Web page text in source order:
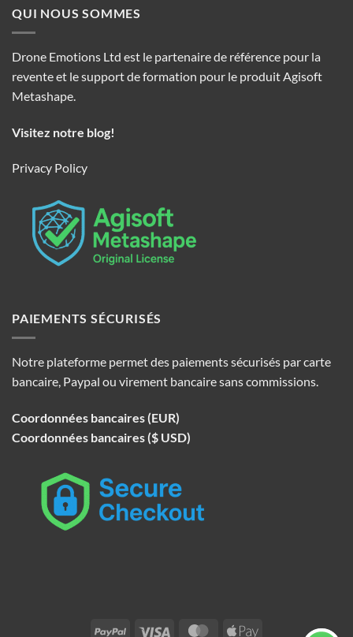
QUI NOUS SOMMES
Drone Emotions Ltd est le partenaire de référence pour la
revente et le support de formation pour le produit Agisoft
Metashape.
Visitez notre blog!
Privacy Policy
PAIEMENTS SÉCURISÉS
Notre plateforme permet des paiements sécurisés par carte
bancaire, Paypal ou virement bancaire sans commissions.
Coordonnées bancaires (EUR)
Coordonnées bancaires ($ USD)
PayPal Visa MasterCardApple